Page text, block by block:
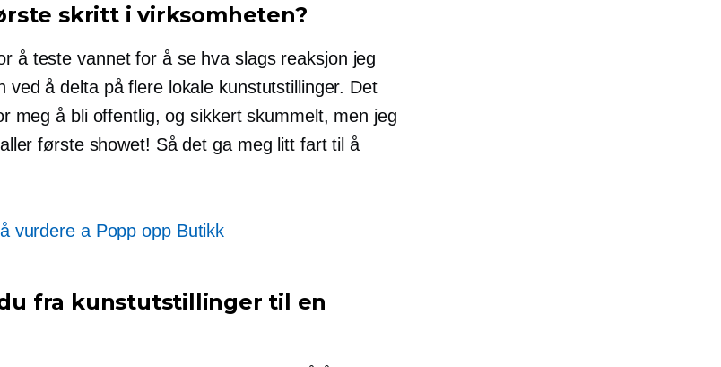
skritt i virksomheten?
å teste vannet for å se hva slags reaksjon jeg
ved å delta på flere lokale kunstutstillinger. Det
meg å bli offentlig, og sikkert skummelt, men jeg
første showet! Så det ga meg litt fart til å
vurdere a Popp oppButikk
fra kunstutstillinger til en